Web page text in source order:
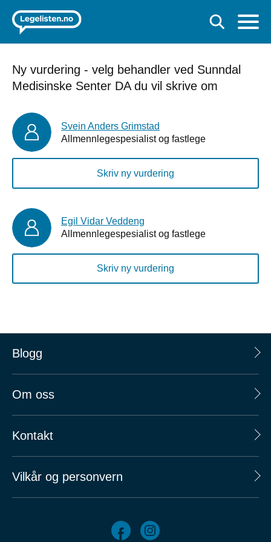
Ny vurdering - velg behandler ved Sunndal
Medisinske Senter DA du vil skrive om
Svein Anders Grimstad
Allmennlegespesialist og fastlege
Skriv ny vurdering
Egil Vidar Veddeng
Allmennlegespesialist og fastlege
Skriv ny vurdering
Blogg
Om oss
Kontakt
Vilkår og personvern